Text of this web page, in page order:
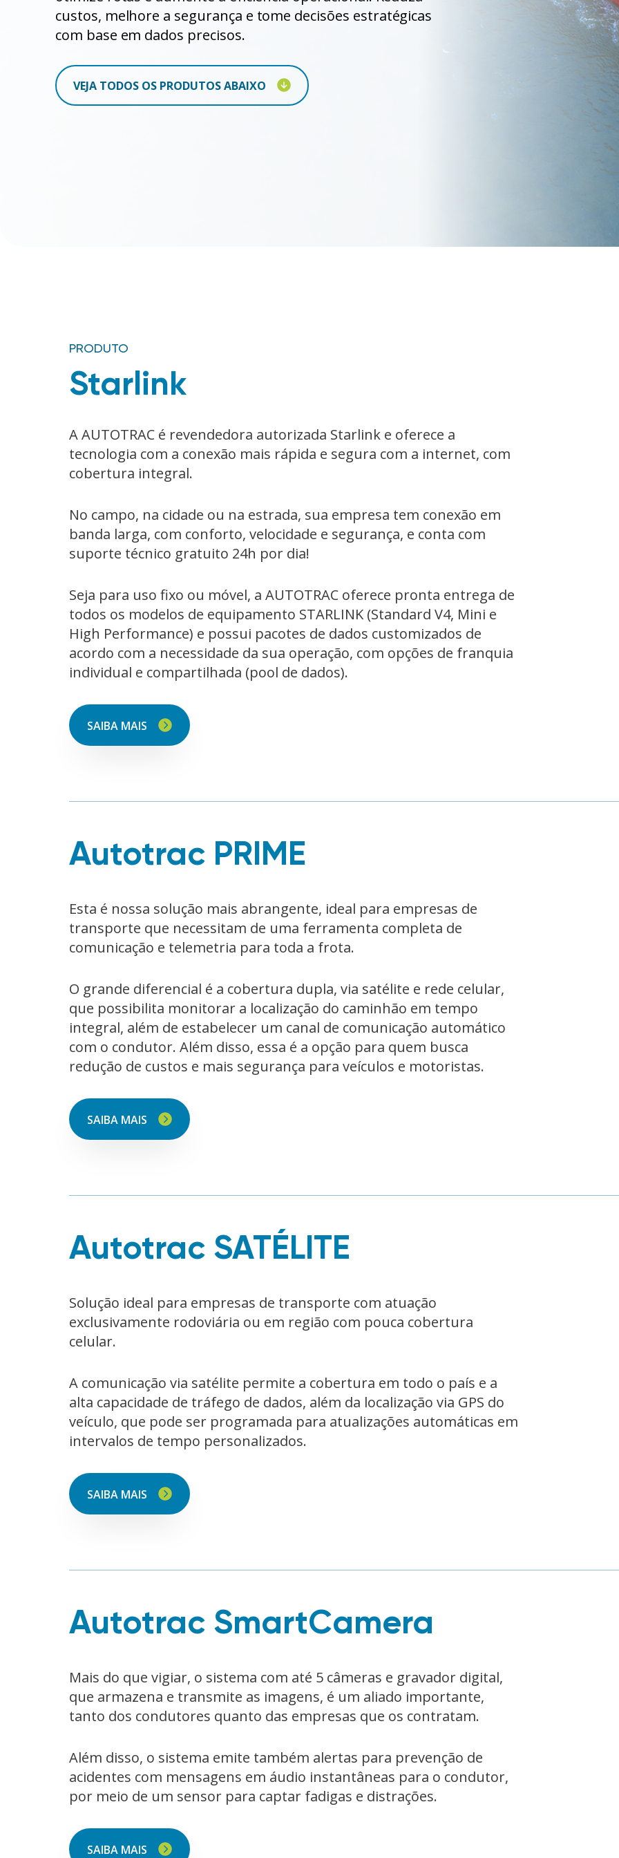
custos, melhore a segurança e tome decisões estratégicas
com base em dados precisos.
VEJA TODOS OS PRODUTOS ABAIXO
PRODUTO
Starlink
A AUTOTRAC é revendedora autorizada Starlink e oferece a
tecnologia com a conexão mais rápida e segura com a internet, com
cobertura integral.
No campo, na cidade ou na estrada, sua empresa tem conexão em
banda larga, com conforto, velocidade e segurança, e conta com
suporte técnico gratuito 24h por dia!
Seja para uso fixo ou móvel, a AUTOTRAC oferece pronta entrega de
todos os modelos de equipamento STARLINK (Standard V4, Mini e
High Performance) e possui pacotes de dados customizados de
acordo com a necessidade da sua operação, com opções de franquia
individual e compartilhada (pool de dados).
SAIBA MAIS
Autotrac PRIME
Esta é nossa solução mais abrangente, ideal para empresas de
transporte que necessitam de uma ferramenta completa de
comunicação e telemetria para toda a frota.
O grande diferencial é a cobertura dupla, via satélite e rede celular,
que possibilita monitorar a localização do caminhão em tempo
integral, além de estabelecer um canal de comunicação automático
com o condutor. Além disso, essa é a opção para quem busca
redução de custos e mais segurança para veículos e motoristas.
SAIBA MAIS
Autotrac SATÉLITE
Solução ideal para empresas de transporte com atuação
exclusivamente rodoviária ou em região com pouca cobertura
celular.
A comunicação via satélite permite a cobertura em todo o país e a
alta capacidade de tráfego de dados, além da localização via GPS do
veículo, que pode ser programada para atualizações automáticas em
intervalos de tempo personalizados.
SAIBA MAIS
Autotrac SmartCamera
Mais do que vigiar, o sistema com até 5 câmeras e gravador digital,
que armazena e transmite as imagens, é um aliado importante,
tanto dos condutores quanto das empresas que os contratam.
Além disso, o sistema emite também alertas para prevenção de
acidentes com mensagens em áudio instantâneas para o condutor,
por meio de um sensor para captar fadigas e distrações.
SAIBA MAIS